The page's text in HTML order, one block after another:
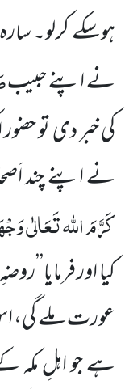
ہوسکے کرلو۔ سارہ
نے اپنے حبیب
کی خبر دی تو
نے اپنے چند
کَرَّمَ اللّٰہ تَعَالٰی
کیا اور
عورت ملے گی،
ہے جو اہلِ مکہ